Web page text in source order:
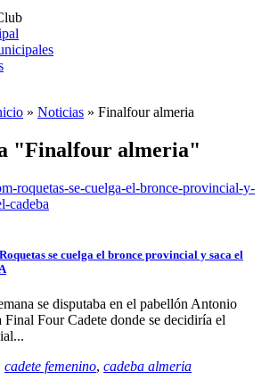
» Noticias » Finalfour almeria
"Finalfour almeria"
se cuelga el bronce provincial y saca el
se disputaba en el pabellón Antonio
Four Cadete donde se decidiría el
cadete femenino, cadeba almeria